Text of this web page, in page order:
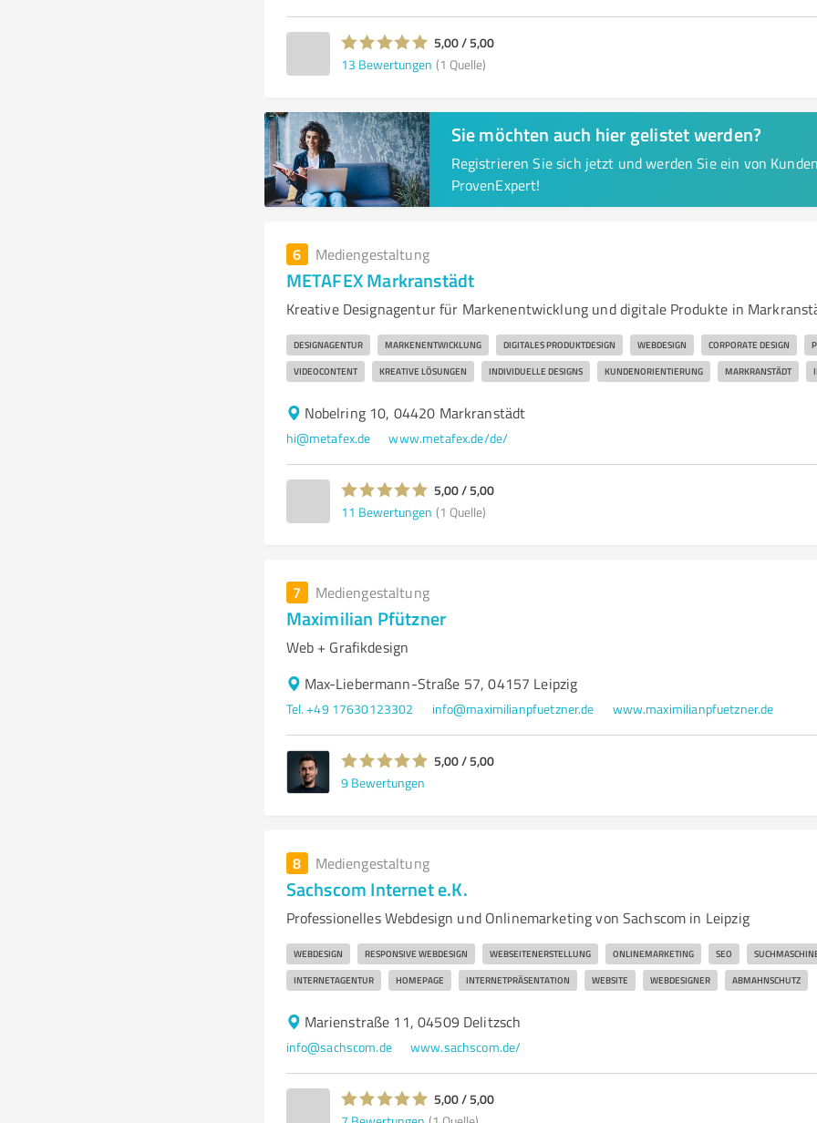
5,00 / 5,00
13 Bewertungen (1 Quelle)
Sie möchten auch hier gelistet werden?
Registrieren Sie sich jetzt und werden Sie ein von
ProvenExpert!
6 Mediengestaltung
METAFEX Markranstädt
Kreative Designagentur für Markenentwicklung und digitale Produkte in
DESIGNAGENTUR MARKENENTWICKLUNG DIGITALES PRODUKTDESIGN WEBDESIGN CORPORATE DESIGN
VIDEOCONTENT KREATIVE LÖSUNGEN INDIVIDUELLE DESIGNS KUNDENORIENTIERUNG MARKRANSTÄDT
Nobelring 10, 04420 Markranstädt
hi@metafex.de www.metafex.de/de/
5,00 / 5,00
11 Bewertungen (1 Quelle)
7 Mediengestaltung
Maximilian Pfützner
Web + Grafikdesign
Max-Liebermann-Straße 57, 04157 Leipzig
Tel. +49 17630123302 info@maximilianpfuetzner.de www.maximilianpfuetzner.de
5,00 / 5,00
9 Bewertungen
8 Mediengestaltung
Sachscom Internet e.K.
Professionelles Webdesign und Onlinemarketing von Sachscom in Leipzig
WEBDESIGN RESPONSIVE WEBDESIGN WEBSEITENERSTELLUNG ONLINEMARKETING SEO
INTERNETAGENTUR HOMEPAGE INTERNETPRÄSENTATION WEBSITE WEBDESIGNER ABMAHNSCHUTZ
Marienstraße 11, 04509 Delitzsch
info@sachscom.de www.sachscom.de/
5,00 / 5,00